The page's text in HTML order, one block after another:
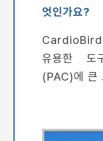
엇인가요?
CardioBird
유용한 도
(PAC)에 큰